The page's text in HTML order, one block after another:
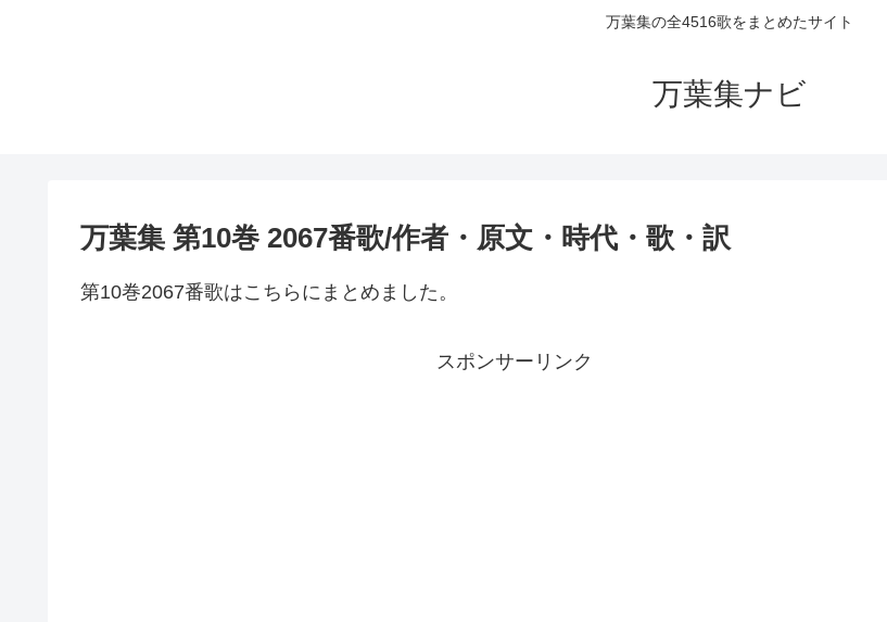
万葉集の全4516歌をまとめたサイト
万葉集ナビ
万葉集 第10巻 2067番歌/作者・原文・時代・歌・訳
第10巻2067番歌はこちらにまとめました。
スポンサーリンク